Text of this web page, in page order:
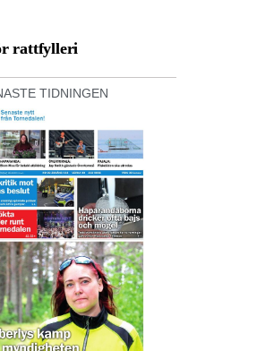
rattfylleri
TIDNINGEN